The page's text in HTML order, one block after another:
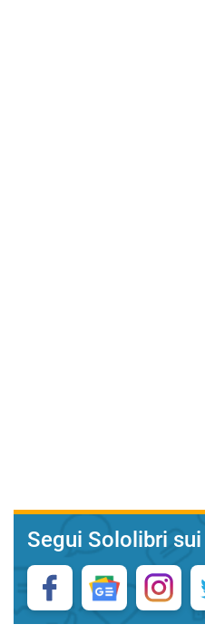
Segui Sololibri